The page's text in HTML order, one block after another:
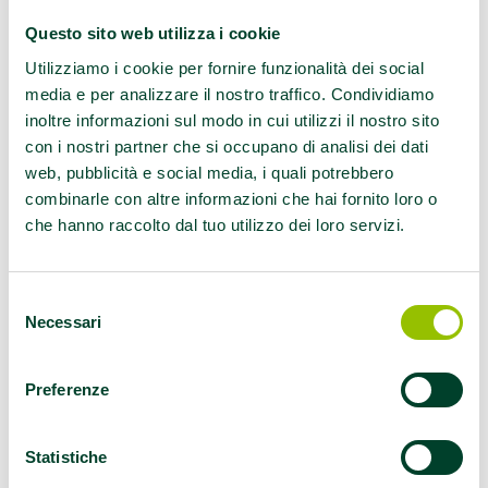
Questo sito web utilizza i cookie
Utilizziamo i cookie per fornire funzionalità dei social
media e per analizzare il nostro traffico. Condividiamo
inoltre informazioni sul modo in cui utilizzi il nostro sito
con i nostri partner che si occupano di analisi dei dati
web, pubblicità e social media, i quali potrebbero
combinarle con altre informazioni che hai fornito loro o
che hanno raccolto dal tuo utilizzo dei loro servizi.
delNecessari
Preferenze
Statistiche
Italia laSettimana nazionale della celiachia
un appuntamento annuale promosso
dall’Associazione Italiana Celiachia (AIC) per
sensibilizzare cittadini, istituzioni e operatori
sanitari su una patologia cronica in costante
aumento, che richiede diagnosi tempestive e
un’adeguata gestione alimentare.
proteina presente in frumento, orzo, segale e
predisposti. Colpisce l’intestino tenue,
compromettendo l’assorbimento dei nutrienti.
L’unica terapia efficace oggi disponibile è una